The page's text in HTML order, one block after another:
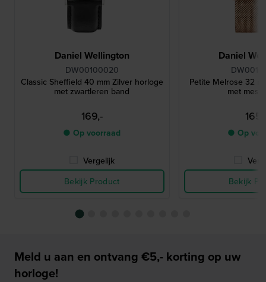
Daniel Wellington
DW00100020
Classic Sheffield 40 mm Zilver horloge
met zwartleren band
169,-
● Op voorraad
Vergelijk
Bekijk Product
Daniel
Petite Melrose 32
met
● Op
Bekijk
Meld u aan en ontvang €5,- korting op uw
horloge!